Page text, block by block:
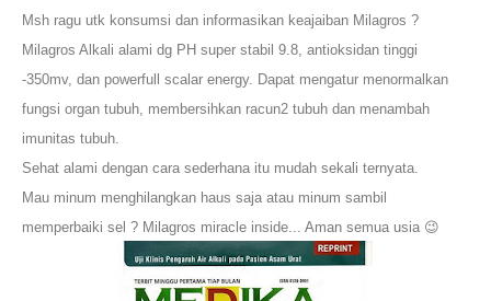
Msh ragu utk konsumsi dan informasikan keajaiban Milagros ?
Milagros Alkali alami dg PH super stabil 9.8, antioksidan tinggi
-350mv, dan powerfull scalar energy. Dapat mengatur menormalkan
fungsi organ tubuh, membersihkan racun2 tubuh dan menambah
imunitas tubuh.
Sehat alami dengan cara sederhana itu mudah sekali ternyata.
Mau minum menghilangkan haus saja atau minum sambil
memperbaiki sel ? Milagros miracle inside... Aman semua usia 😉